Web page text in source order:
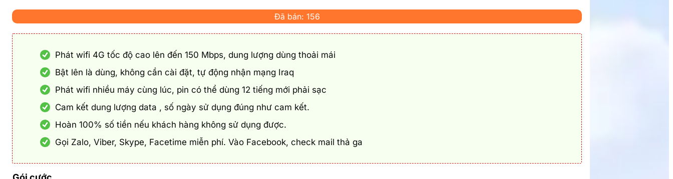
Đã bán: 156
Phát wifi 4G tốc độ cao lên đến 150 Mbps, dung lượng dùng thoải mái
Bật lên là dùng, không cần cài đặt, tự động nhận mạng Iraq
Phát wifi nhiều máy cùng lúc, pin có thể dùng 12 tiếng mới phải sạc
Cam kết dung lượng data , số ngày sử dụng đúng như cam kết.
Hoàn 100% số tiền nếu khách hàng không sử dụng được.
Gọi Zalo, Viber, Skype, Facetime miễn phí. Vào Facebook, check mail thả ga